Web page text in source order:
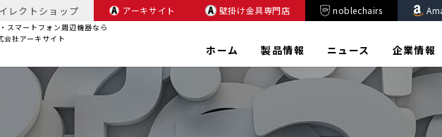
スマートフォン周辺機器なら
会社アーキサイト
レクトショップ アーキサイト 壁掛け金具専門店 noblechairs
ホーム 製品情報 ニュース 企業情報